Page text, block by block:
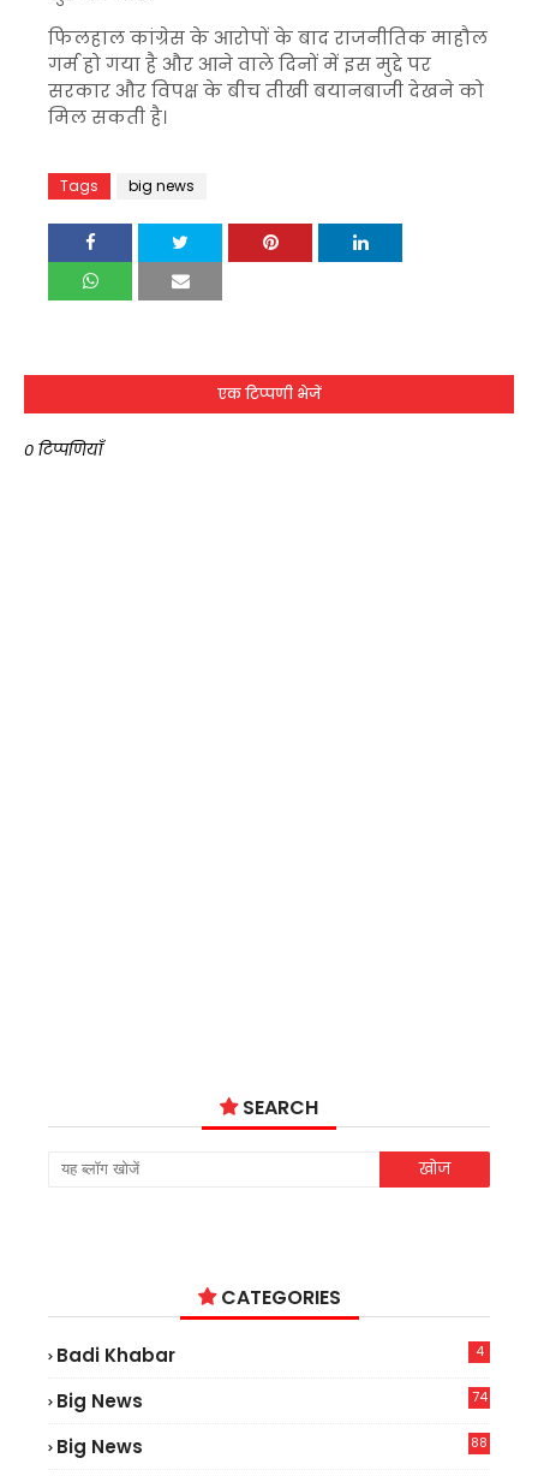
फिलहाल कांग्रेस के आरोपों के बाद राजनीतिक माहौल
गर्म हो गया है और आने वाले दिनों में इस मुद्दे पर
सरकार और विपक्ष के बीच तीखी बयानबाजी देखने को
मिल सकती है।
Tags big news
एक टिप्पणी भेजें
0 टिप्पणियाँ
SEARCH
CATEGORIES
Badi Khabar 4
Big News
74
Big News
88